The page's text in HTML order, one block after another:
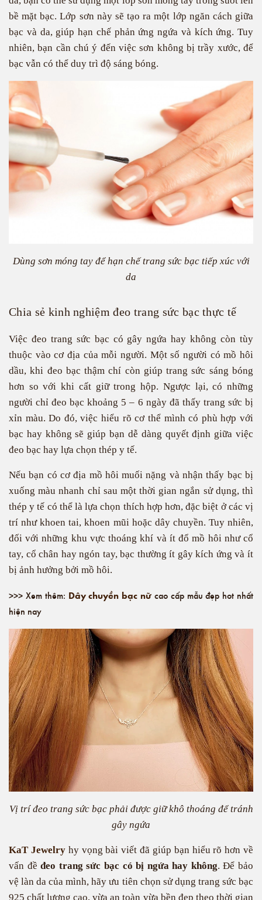
bề mặt bạc. Lớp sơn này sẽ tạo ra một lớp ngăn cách giữa
bạc và da, giúp hạn chế phản ứng ngứa và kích ứng. Tuy
nhiên, bạn cần chú ý đến việc sơn không bị trầy xước, để
bạc vẫn có thể duy trì độ sáng bóng.
Dùng sơn móng tay để hạn chế trang sức bạc tiếp xúc với
da
Chia sẻ kinh nghiệm đeo trang sức bạc thực tế
Việc đeo trang sức bạc có gây ngứa hay không còn tùy
thuộc vào cơ địa của mỗi người. Một số người có mồ hôi
dầu, khi đeo bạc thậm chí còn giúp trang sức sáng bóng
hơn so với khi cất giữ trong hộp. Ngược lại, có những
người chỉ đeo bạc khoảng 5 – 6 ngày đã thấy trang sức bị
xỉn màu. Do đó, việc hiểu rõ cơ thể mình có phù hợp với
bạc hay không sẽ giúp bạn dễ dàng quyết định giữa việc
đeo bạc hay lựa chọn thép y tế.
Nếu bạn có cơ địa mồ hôi muối nặng và nhận thấy bạc bị
xuống màu nhanh chỉ sau một thời gian ngắn sử dụng, thì
thép y tế có thể là lựa chọn thích hợp hơn, đặc biệt ở các vị
trí như khoen tai, khoen mũi hoặc dây chuyền. Tuy nhiên,
đối với những khu vực thoáng khí và ít đổ mồ hôi như cổ
tay, cổ chân hay ngón tay, bạc thường ít gây kích ứng và ít
bị ảnh hưởng bởi mồ hôi.
>>> Xem thêm: Dây chuyền bạc nữ cao cấp mẫu đẹp hot nhất
hiện nay
Vị trí đeo trang sức bạc phải được giữ khô thoáng để tránh
gây ngứa
KaT Jewelryhy vọng bài viết đã giúp bạn hiểu rõ hơn về
vấn đề đeo trang sức bạc có bị ngứa hay không. Để bảo
vệ làn da của mình, hãy ưu tiên chọn sử dụng trang sức bạc
925 chất lượng cao, vừa an toàn vừa bền đẹp theo thời gian